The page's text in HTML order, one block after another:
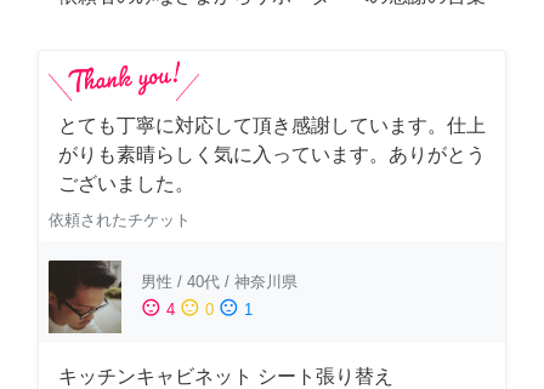
とても丁寧に対応して頂き感謝しています。仕上
がりも素晴らしく気に入っています。ありがとう
ございました。
依頼されたチケット
男性 / 40代 / 神奈川県
sentiment_satisfied 4 sentiment_neutral 0 sentiment_dissatisfied 1
キッチンキャビネット シート張り替え